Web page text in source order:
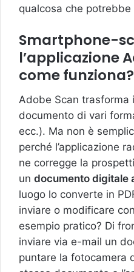
qualcosa che
Smartphone-
l’applicazione
come funziona?
Adobe Scan
documento di vari
ecc.). Ma non è
perché l’applicazione
ne corregge la
un documento digitale
luogo lo converte in
inviare o modificare
esempio pratico? Di
inviare via e-mail un
puntare la fotocamera